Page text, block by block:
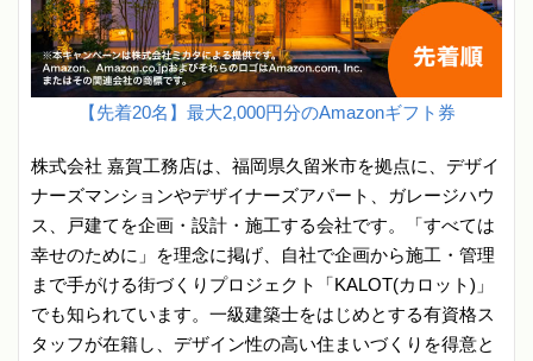
【先着20名】最大2,000円分のAmazonギフト券
株式会社 嘉賀工務店は、福岡県久留米市を拠点に、デザイ
ナーズマンションやデザイナーズアパート、ガレージハウ
ス、戸建てを企画・設計・施工する会社です。「すべては
幸せのために」を理念に掲げ、自社で企画から施工・管理
まで手がける街づくりプロジェクト「KALOT(カロット)」
でも知られています。一級建築士をはじめとする有資格ス
タッフが在籍し、デザイン性の高い住まいづくりを得意と